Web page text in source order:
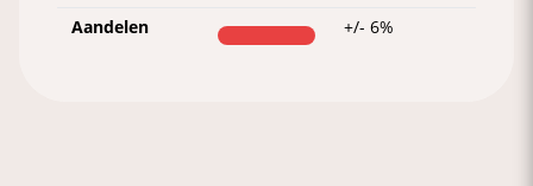
Aandelen +/- 6%